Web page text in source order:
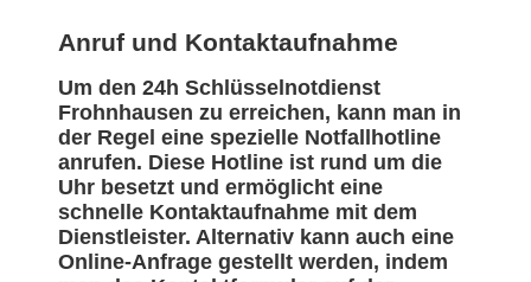
Anruf und Kontaktaufnahme
Um den 24h Schlüsselnotdienst
Frohnhausen zu erreichen, kann man in
der Regel eine spezielle Notfallhotline
anrufen. Diese Hotline ist rund um die
Uhr besetzt und ermöglicht eine
schnelle Kontaktaufnahme mit dem
Dienstleister. Alternativ kann auch eine
Online-Anfrage gestellt werden, indem